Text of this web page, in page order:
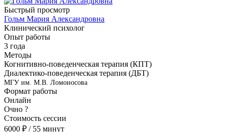
Быстрый просмотр
Гольм Мария Александровна
Клинический психолог
Опыт работы
3 года
Методы
Когнитивно-поведенческая терапия (КПТ)
Диалектико-поведенческая терапия (ДБТ)
МГУ им. М.В. Ломоносова
Формат работы
Онлайн
Очно ?
Стоимость сессии
6000 ₽ / 55 минут